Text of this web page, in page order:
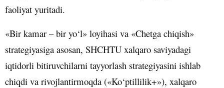
faoliyat yuritadi.
«Bir kamar – bir yo‘l» loyihasi va «Chetga chiqish»
strategiyasiga asosan, SHCHTU xalqaro saviyadagi
iqtidorli bitiruvchilarni tayyorlash strategiyasini ishlab
chiqdi va rivojlantirmoqda («Ko‘ptillilik+»), xalqaro